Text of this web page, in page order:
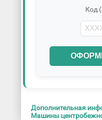
Код
Дополнительная
Машины